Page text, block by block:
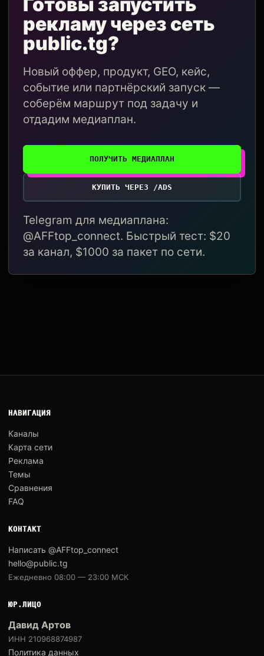
рекламу через сеть
public.tg?
Новый оффер, продукт, GEO, кейс,
событие или партнёрский запуск —
соберём маршрут под задачу и
отдадим медиаплан.
ПОЛУЧИТЬ МЕДИАПЛАН
КУПИТЬ ЧЕРЕЗ /ADS
Telegram для медиаплана:
@AFFtop_connect. Быстрый тест: $20
за канал, $1000 за пакет по сети.
НАВИГАЦИЯ
Каналы
Карта сети
Реклама
Темы
Сравнения
FAQ
КОНТАКТ
Написать @AFFtop_connect
hello@public.tg
Ежедневно 08:00 — 23:00 МСК
ЮР.ЛИЦО
Давид Артов
ИНН 210968874987
Политика данных